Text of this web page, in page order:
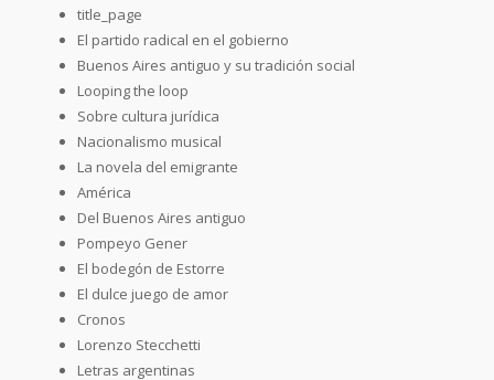
title_page
El partido radical en el gobierno
Buenos Aires antiguo y su tradición social
Looping the loop
Sobre cultura jurídica
Nacionalismo musical
La novela del emigrante
América
Del Buenos Aires antiguo
Pompeyo Gener
El bodegón de Estorre
El dulce juego de amor
Cronos
Lorenzo Stecchetti
Letras argentinas